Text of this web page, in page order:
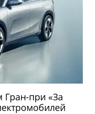
Гран-при «За